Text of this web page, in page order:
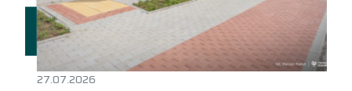
27.07.2026